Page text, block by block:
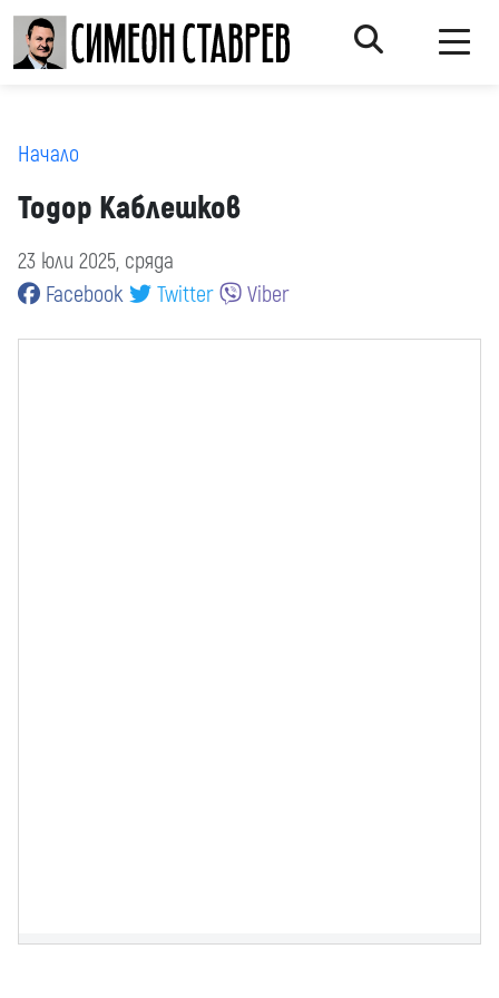
Начало
Тодор Каблешков
23 юли 2025, сряда
Facebook
Twitter Viber